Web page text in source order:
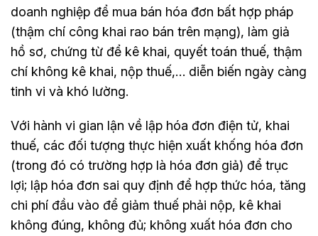
doanh nghiệp để mua bán hóa đơn bất hợp pháp
(thậm chí công khai rao bán trên mạng), làm giả
hồ sơ, chứng từ để kê khai, quyết toán thuế, thậm
chí không kê khai, nộp thuế,… diễn biến ngày càng
tinh vi và khó lường.
Với hành vi gian lận về lập hóa đơn điện tử, khai
thuế, các đối tượng thực hiện xuất khống hóa đơn
(trong đó có trường hợp là hóa đơn giả) để trục
lợi; lập hóa đơn sai quy định để hợp thức hóa, tăng
chi phí đầu vào để giảm thuế phải nộp, kê khai
không đúng, không đủ; không xuất hóa đơn cho